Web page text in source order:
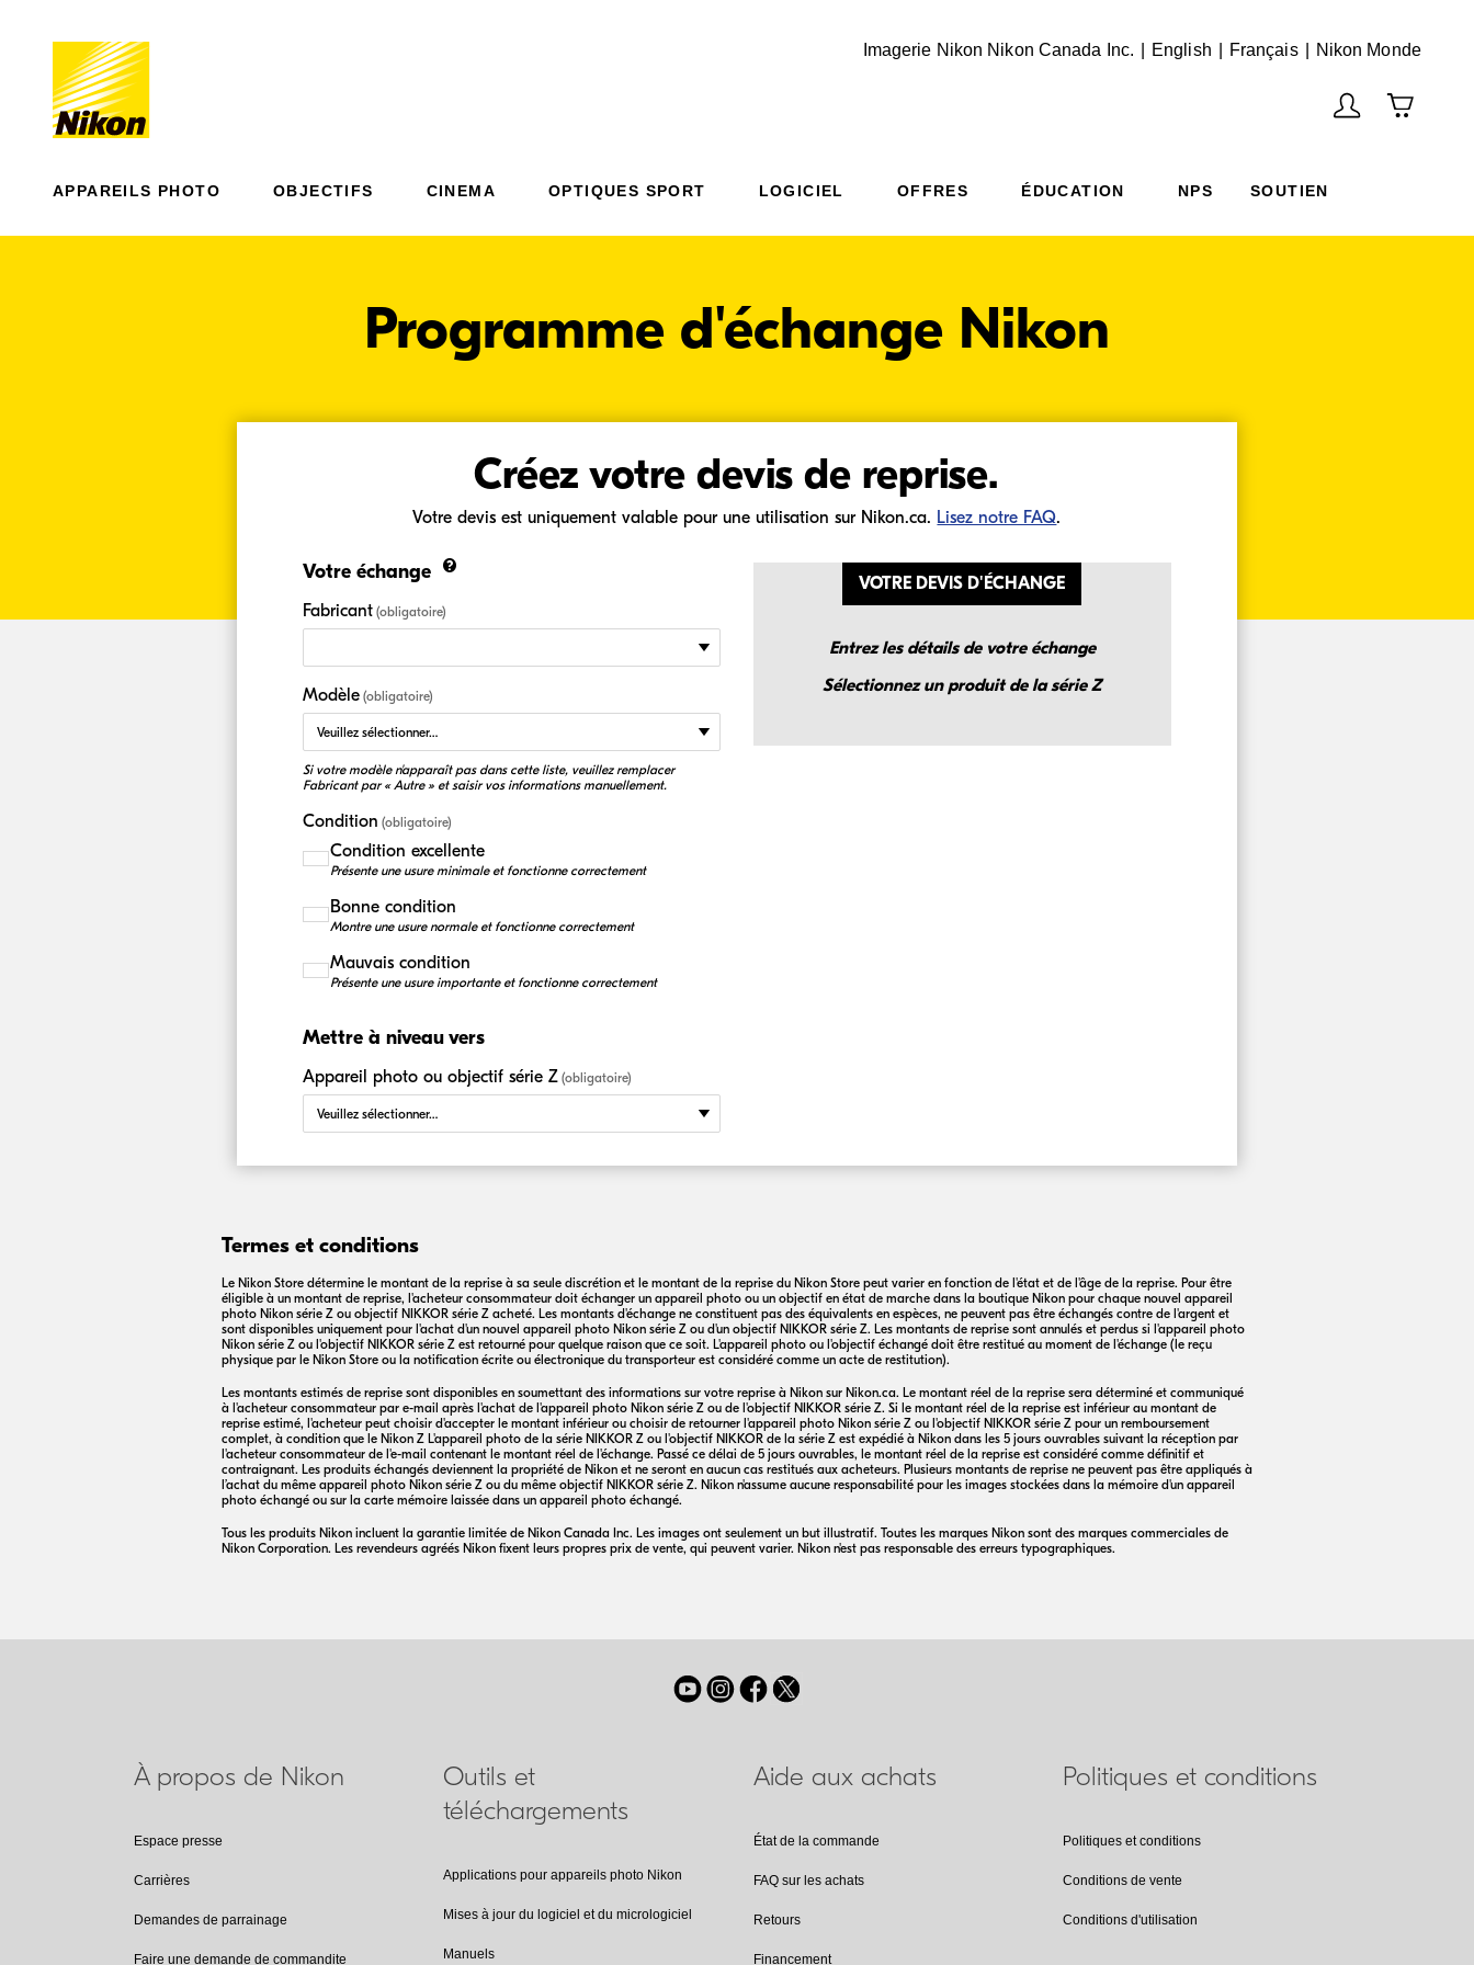
Imagerie Nikon Nikon Canada Inc. English English
Français Français
Nikon Monde
APPAREILS PHOTO OBJECTIFS CINEMA OPTIQUES SPORT LOGICIEL OFFRES ÉDUCATION NPS SOUTIEN
Programme d'échange Nikon
Créez votre devis de reprise.
Votre devis est uniquement valable pour une utilisation sur Nikon.ca. Lisez notre FAQ.
Votre échange
Fabricant(obligatoire)
Modèle(obligatoire)
Si votre modèle n'apparaît pas dans cette liste, veuillez remplacer
Fabricant par « Autre » et saisir vos informations manuellement.
Condition (obligatoire)
Condition excellente
Présente une usure minimale et fonctionne correctement
Bonne condition
Montre une usure normale et fonctionne correctement
Mauvais condition
Présente une usure importante et fonctionne correctement
Mettre à niveau vers
Appareil photo ou objectif série Z(obligatoire)
VOTRE DEVIS D'ÉCHANGE
Entrez les détails de votre échange
Sélectionnez un produit de la série Z
Termes et conditions
Le Nikon Store détermine le montant de la reprise à sa seule discrétion et le montant de la reprise du Nikon Store peut varier en fonction de l'état et de l'âge de la reprise. Pour être
éligible à un montant de reprise, l'acheteur consommateur doit échanger un appareil photo ou un objectif en état de marche dans la boutique Nikon pour chaque nouvel appareil
photo Nikon série Z ou objectif NIKKORsérie Z acheté. Les montants d'échange ne constituent pas des équivalents en espèces, ne peuvent pas être échangés contre de l'argent et
sont disponibles uniquement pour l'achat d'un nouvel appareil photo Nikon série Z ou d'un objectif NIKKORsérie Z. Les montants de reprise sont annulés et perdus si l'appareil photo
Nikon série Z ou l'objectif NIKKORsérie Z est retourné pour quelque raison que ce soit. L'appareil photo ou l'objectif échangé doit être restitué au moment de l'échange (le reçu
physique par le Nikon Store ou la notification écrite ou électronique du transporteur est considéré comme un acte de restitution).
Les montants estimés de reprise sont disponibles en soumettant des informations sur votre reprise à Nikon sur Nikon.ca. Le montant réel de la reprise sera déterminé et communiqué
à l'acheteur consommateur par e-mail après l'achat de l'appareil photo Nikon série Z ou de l'objectif NIKKORsérie Z. Si le montant réel de la reprise est inférieur au montant de
reprise estimé, l'acheteur peut choisir d'accepter le montant inférieur ou choisir de retourner l'appareil photo Nikon série Z ou l'objectif NIKKORsérie Z pour un remboursement
complet, à condition que le Nikon Z L'appareil photo de la série NIKKORZ ou l'objectif NIKKORde la série Z est expédié à Nikon dans les 5 jours ouvrables suivant la réception par
l'acheteur consommateur de l'e-mail contenant le montant réel de l'échange. Passé ce délai de 5 jours ouvrables, le montant réel de la reprise est considéré comme définitif et
contraignant. Les produits échangés deviennent la propriété de Nikon et ne seront en aucun cas restitués aux acheteurs. Plusieurs montants de reprise ne peuvent pas être appliqués à
l’achat du même appareil photo Nikon série Z ou du même objectif NIKKORsérie Z. Nikon n'assume aucune responsabilité pour les images stockées dans la mémoire d'un appareil
photo échangé ou sur la carte mémoire laissée dans un appareil photo échangé.
Tous les produits Nikon incluent la garantie limitée de Nikon Canada Inc. Les images ont seulement un but illustratif. Toutes les marques Nikon sont des marques commerciales de
Nikon Corporation. Les revendeurs agréés Nikon fixent leurs propres prix de vente, qui peuvent varier. Nikon n'est pas responsable des erreurs typographiques.
À propos de Nikon
Espace presse
Carrières
Demandes de parrainage
Faire une demande de commandite
Outils et
téléchargements
Applications pour appareils photo Nikon
Mises à jour du logiciel et du micrologiciel
Manuels
Aide aux achats
État de la commande
FAQ sur les achats
Retours
Financement
Politiques et conditions
Politiques et conditions
Conditions de vente
Conditions d'utilisation